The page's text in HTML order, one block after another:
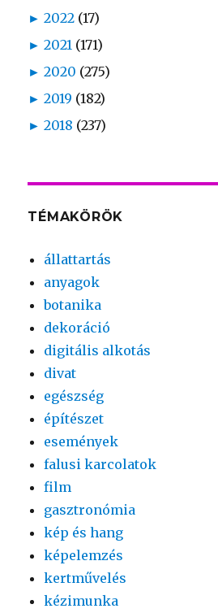
► 2022 (17)
► 2021 (171)
► 2020 (275)
► 2019 (182)
► 2018 (237)
TÉMAKÖRÖK
állattartás
anyagok
botanika
dekoráció
digitális alkotás
divat
egészség
építészet
események
falusi karcolatok
film
gasztronómia
kép és hang
képelemzés
kertművelés
kézimunka